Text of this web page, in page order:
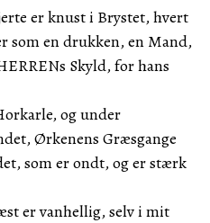
er knust i Brystet, hvert
som en drukken, en Mand,
Skyld, for hans
og under
Ørkenens Græsgange
som er ondt, og er stærk
er vanhellig, selv i mit